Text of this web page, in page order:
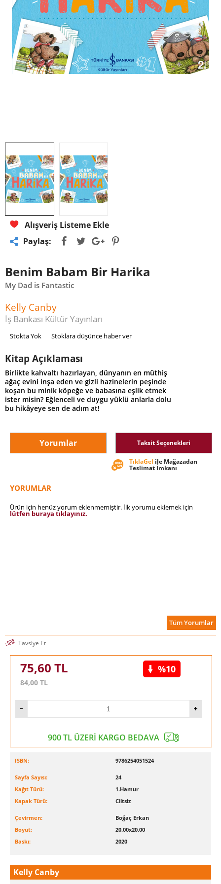
Alışveriş Listeme Ekle
Paylaş:
Benim Babam Bir Harika
My Dad is Fantastic
Kelly Canby
İş Bankası Kültür Yayınları
Stokta Yok Stoklara düşünce haber ver
Kitap Açıklaması
Birlikte kahvaltı hazırlayan, dünyanın en müthiş
ağaç evini inşa eden ve gizli hazinelerin peşinde
koşan bu minik köpeğe ve babasına eşlik etmek
ister misin? Eğlenceli ve duygu yüklü anlarla dolu
bu hikâyeye sen de adım at!
Yorumlar Taksit Seçenekleri
TıklaGel ile Mağazadan
Teslimat İmkanı
YORUMLAR
Ürün için henüz yorum eklenmemiştir. İlk yorumu eklemek için
lütfen buraya tıklayınız.
Tüm Yorumlar
Tavsiye Et
75,60 TL
84,00TL
%10
900 TL ÜZERİ KARGO BEDAVA
ISBN: 9786254051524
Sayfa Sayısı:
24
Kağıt Türü:
1.Hamur
Kapak Türü:
Ciltsiz
Çevirmen:
Boğaç Erkan
Boyut:
20.00x20.00
Baskı:
2020
Kelly Canby